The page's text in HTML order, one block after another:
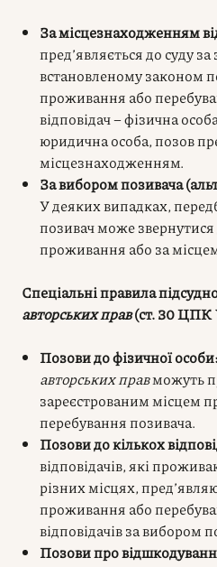
За місцезнаходженням
пред’являється до суду
встановленому законом
проживання або
відповідач – фізична
юридична особа, позов
місцезнаходженням.
За вибором позивача
У деяких випадках,
позивач може звернутися
проживання або за
Спеціальні правила
авторських прав(ст. 30 ЦПК
Позови до фізичної особи:
авторських правможуть
зареєстрованим місцем
перебування позивача.
Позови до кількох
відповідачів, які
різних місцях,
проживання або
відповідачів за вибором
Позови про